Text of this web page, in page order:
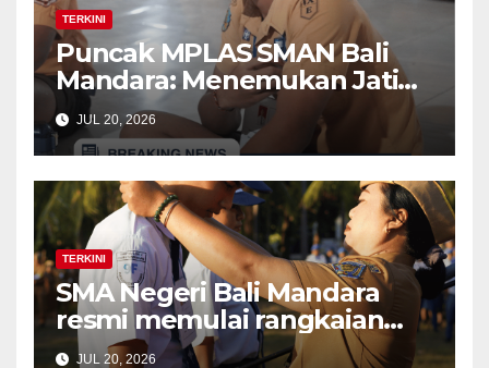
TERKINI
Puncak MPLAS SMAN Bali
Mandara: Menemukan Jati
Diri di Balik kegiatan The
Calling (Time Capsule dan
Bonfire)
JUL 20, 2026
TERKINI
SMA Negeri Bali Mandara
resmi memulai rangkaian
kegiatan Masa Pengenalan
JUL 20, 2026